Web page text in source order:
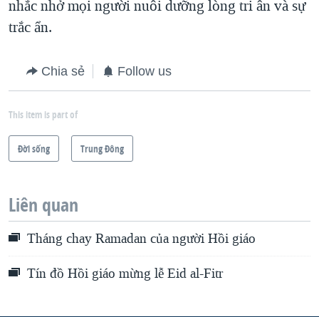
nhắc nhở mọi người nuôi dưỡng lòng tri ân và sự
trắc ẩn.
Chia sẻ Follow us
This item is part of
Ðời sống Trung Ðông
Liên quan
Tháng chay Ramadan của người Hồi giáo
Tín đồ Hồi giáo mừng lễ Eid al-Fitr